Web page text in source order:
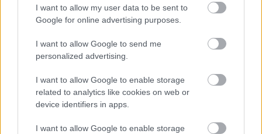
I want to allow my user data to be sent to
Google for online advertising purposes.
I want to allow Google to send me
personalized advertising.
I want to allow Google to enable storage
related to analytics like cookies on web or
device identifiers in apps.
I want to allow Google to enable storage